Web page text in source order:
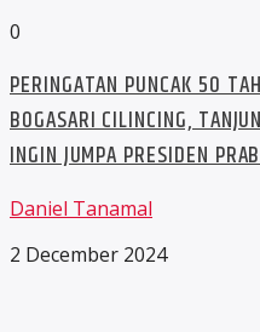
0
PERINGATAN PUNCAK 50
BOGASARI CILINCING,
INGIN JUMPA PRESIDEN
Daniel Tanamal
2 December 2024